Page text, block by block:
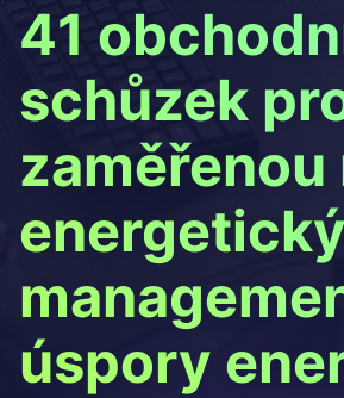
41
schůzek
zaměřenou
energetický
úspory